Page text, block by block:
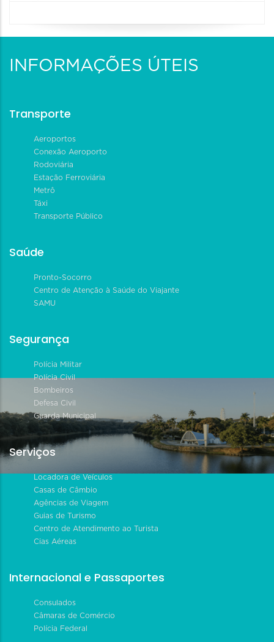
INFORMAÇÕES ÚTEIS
Transporte
Aeroportos
Conexão Aeroporto
Rodoviária
Estação Ferroviária
Metrô
Táxi
Transporte Público
Saúde
Pronto-Socorro
Centro de Atenção à Saúde do Viajante
SAMU
Segurança
Polícia Militar
Polícia Civil
Bombeiros
Defesa Civil
Guarda Municipal
Serviços
Locadora de Veículos
Casas de Câmbio
Agências de Viagem
Guias de Turismo
Centro de Atendimento ao Turista
Cias Aéreas
Internacional e Passaportes
Consulados
Câmaras de Comércio
Polícia Federal